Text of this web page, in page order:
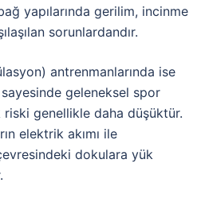
yapılarında gerilim, incinme
sorunlardandır.
antrenmanlarında ise
geleneksel spor
riski genellikle daha düşüktür.
elektrik akımı ile
dokulara yük